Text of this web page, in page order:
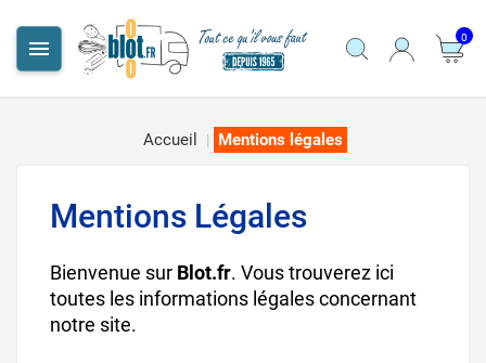
 0
Accueil Mentions légales
Mentions Légales
Bienvenue sur Blot.fr. Vous trouverez ici
toutes les informations légales concernant
notre site.